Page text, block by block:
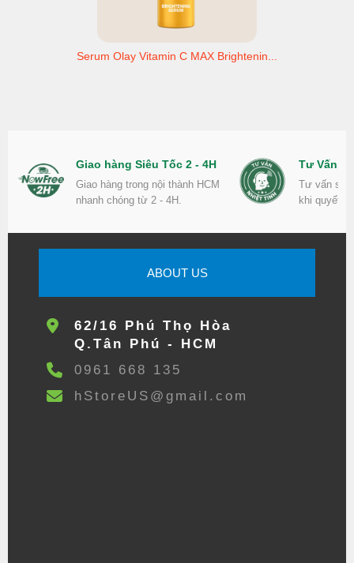
Serum Olay Vitamin C MAX Brightenin...
Giao hàng Siêu Tốc 2 - 4H
Giao hàng trong nội thành HCM
nhanh chóng từ 2 - 4H.
Tư Vấn
Tư vấn
khi quyết
ABOUT US
62/16 Phú Thọ Hòa
Q.Tân Phú - HCM
0961 668 135
hStoreUS@gmail.com